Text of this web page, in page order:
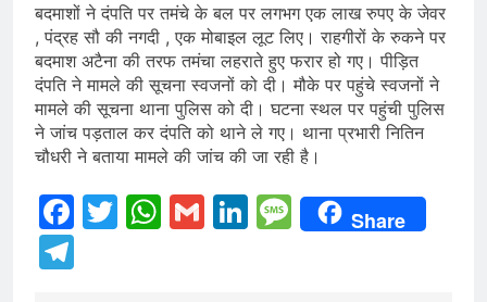
बदमाशों ने दंपति पर तमंचे के बल पर लगभग एक लाख रुपए के जेवर
, पंद्रह सौ की नगदी , एक मोबाइल लूट लिए। राहगीरों के रुकने पर
बदमाश अटैना की तरफ तमंचा लहराते हुए फरार हो गए। पीड़ित
दंपति ने मामले की सूचना स्वजनों को दी। मौके पर पहुंचे स्वजनों ने
मामले की सूचना थाना पुलिस को दी। घटना स्थल पर पहुंची पुलिस
ने जांच पड़ताल कर दंपति को थाने ले गए। थाना प्रभारी नितिन
चौधरी ने बताया मामले की जांच की जा रही है।
Facebook
Twitter
WhatsApp
GmailLinkedIn
Message
Share